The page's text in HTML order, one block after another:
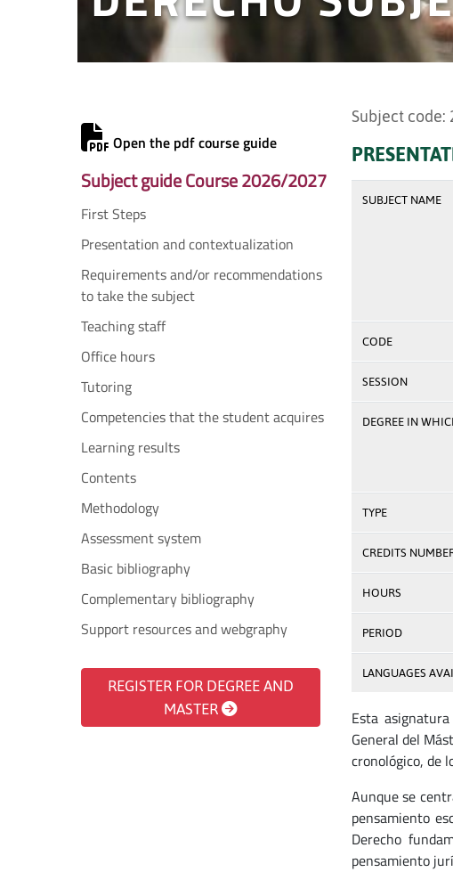
Open the pdf course guide
Subject guide Course 2026/2027
First Steps
Presentation and contextualization
Requirements and/or recommendations
to take the subject
Teaching staff
Office hours
Tutoring
Competencies that the student acquires
Learning results
Contents
Methodology
Assessment system
Basic bibliography
Complementary bibliography
Support resources and webgraphy
REGISTER FOR DEGREE AND
MASTER
Subject code:
SUBJECT NAME
CODE
SESSION
DEGREE IN
TYPE
CREDITS
HOURS
PERIOD
LANGUAGES
Esta
General del
cronológico, de
Aunque se
pensamiento
Derecho
pensamiento